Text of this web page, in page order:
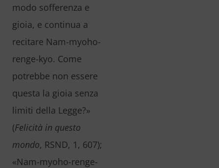
modo sofferenza e
gioia, e continua a
recitare Nam-myoho-
renge-kyo. Come
potrebbe non essere
questa la gioia senza
limiti della Legge?»
(Felicità in questo
mondo, RSND, 1, 607);
«Nam-myoho-renge-